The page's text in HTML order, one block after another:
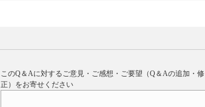
このQ＆Aに対するご意見・ご感想・ご要望（Q＆Aの追加・修
正）をお寄せください